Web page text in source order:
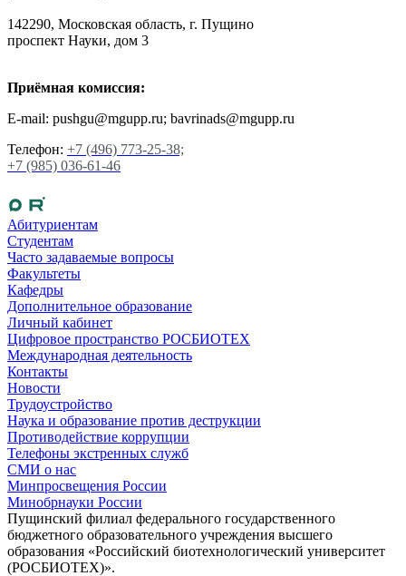
142290, Московская область, г. Пущино
проспект Науки, дом 3
Приёмная комиссия:
E-mail: pushgu@mgupp.ru; bavrinads@mgupp.ru
Телефон: +7 (496) 773-25-38;
+7 (985) 036-61-46
Абитуриентам
Студентам
Часто задаваемые вопросы
Факультеты
Кафедры
Дополнительное образование
Личный кабинет
Цифровое пространство РОСБИОТЕХ
Международная деятельность
Контакты
Новости
Трудоустройство
Наука и образование против деструкции
Противодействие коррупции
Телефоны экстренных служб
СМИ о нас
Минпросвещения России
Минобрнауки России
Пущинский филиал федерального государственного
бюджетного образовательного учреждения высшего
образования «Российский биотехнологический университет
(РОСБИОТЕХ)».